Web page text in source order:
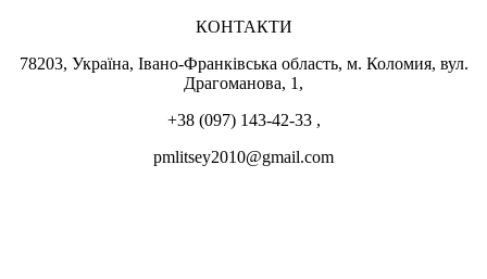
КОНТАКТИ
78203, Україна, Івано-Франківська область, м. Коломия, вул.
Драгоманова, 1,
+38 (097) 143-42-33 ,
pmlitsey2010@gmail.com